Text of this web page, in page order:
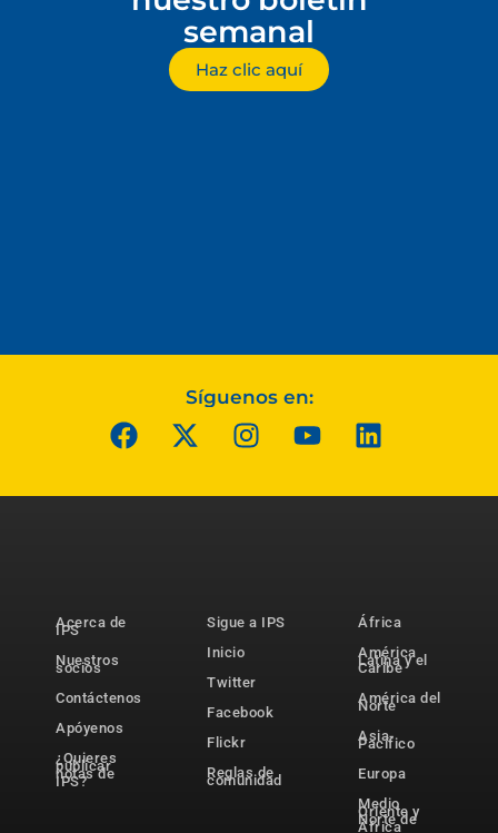
semanal
Haz clic aquí
Síguenos en:
Acerca de
IPS
Nuestros
socios
Contáctenos
Apóyenos
¿Quieres
publicar
notas de
IPS?
Sigue a IPS
Inicio
Twitter
Facebook
Flickr
Reglas de
comunidad
África
América
Latina y el
Caribe
América del
Norte
Asia-
Pacífico
Europa
Medio
Oriente y
Norte de
África